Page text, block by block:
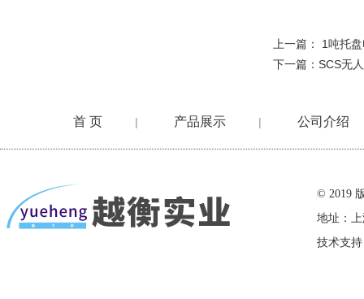
上一篇： 1吨托
下一篇： SCS无
首 页 | 产品展示 | 公司介绍
© 2019
地址：
技术支